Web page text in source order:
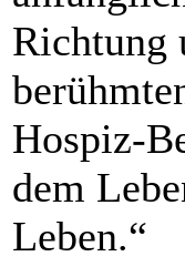
Richtung
Hospiz-
dem
Leben.“